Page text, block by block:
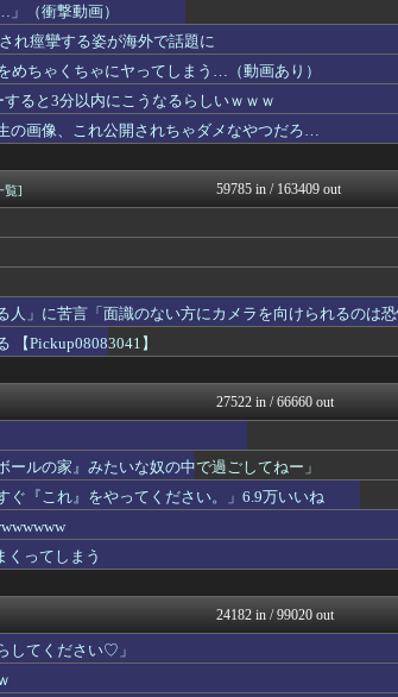
たれば一攫...
資格ちゃんねる
阪神タイガースちゃんねる
PCパーツまとめ
凹凸ちゃんねる 発達障害・...
道 「Jリー...
痛いニュース(ﾉ∀`)
発売...
fig速
登山ちゃんねる
』『打球の伸...
VTuberNews
なので面白いこ...
コンテンツ・声優 | ラブ...
チョ3...
アナきゃぷ速報
の欠けを直...
モナニュース
ｗ
キニ速
表
みそパンNEWS
と韓国だったの...
かいにちニュース 【海外の...
的にリマ...
ゆるゲーマー遅報
作と呼ばれる映...
Ask Reddit まと...
けおけお速報
ニチカン！
カンダタ速報
乃木坂46まとめ 乃木りん...
キシー」とか...
の先輩の。思...
奥様は鬼女-DQN返しまと...
したら逆ギレ...
（衝撃動画）
れ痙攣する姿が海外で話題に
めちゃくちゃにヤってしまう…（動画あり）
ると3分以内にこうなるらしいｗｗｗ
の画像、これ公開されちゃダメなやつだろ…
覧] 59785 in / 163409 out
」に苦言「面識のない方にカメラを向けられるのは恐
【Pickup08083041】
27522 in / 66660 out
ルの家』みたいな奴の中で過ごしてねー」
ぐ『これ』をやってください。」6.9万いいね
くってしまう
24182 in / 99020 out
してください♡」